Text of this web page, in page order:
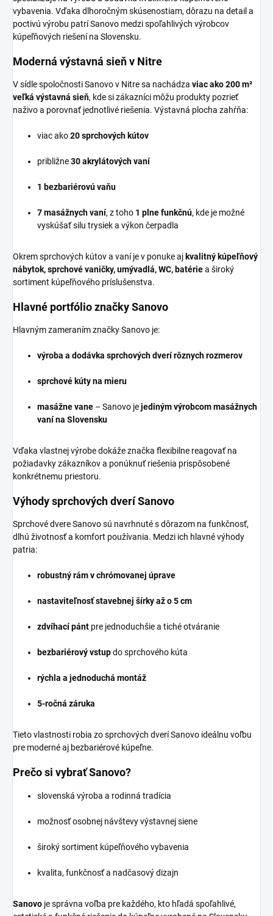
vybavenia. Vďaka dlhoročným skúsenostiam, dôrazu na detail a
poctivú výrobu patrí Sanovo medzi spoľahlivých výrobcov
kúpeľňových riešení na Slovensku.
Moderná výstavná sieň v Nitre
V sídle spoločnosti Sanovo v Nitre sa nachádza viac ako 200 m²
veľká výstavná sieň, kde si zákazníci môžu produkty pozrieť
naživo a porovnať jednotlivé riešenia. Výstavná plocha zahŕňa:
viac ako20 sprchových kútov
približne30 akrylátových vaní
1 bezbariérovú vaňu
7 masážnych vaní, z toho 1 plne funkčnú, kde je možné
vyskúšať silu trysiek a výkon čerpadla
Okrem sprchových kútov a vaní je v ponuke aj kvalitný kúpeľňový
nábytok, sprchové vaničky, umývadlá, WC, batériea široký
sortiment kúpeľňového príslušenstva.
Hlavné portfólio značky Sanovo
Hlavným zameraním značky Sanovo je:
výroba a dodávka sprchových dverí rôznych rozmerov
sprchové kúty na mieru
masážne vane – Sanovo jejediným výrobcom masážnych
vaní na Slovensku
Vďaka vlastnej výrobe dokáže značka flexibilne reagovať na
požiadavky zákazníkov a ponúknuť riešenia prispôsobené
konkrétnemu priestoru.
Výhody sprchových dverí Sanovo
Sprchové dvere Sanovo sú navrhnuté s dôrazom na funkčnosť,
dlhú životnosť a komfort používania. Medzi ich hlavné výhody
patria:
robustný rám v chrómovanej úprave
nastaviteľnosť stavebnej šírky až o 5 cm
zdvíhací pánt pre jednoduchšie a tiché otváranie
bezbariérový vstupdo sprchového kúta
rýchla a jednoduchá montáž
5-ročná záruka
Tieto vlastnosti robia zo sprchových dverí Sanovo ideálnu voľbu
pre moderné aj bezbariérové kúpeľne.
Prečo si vybrať Sanovo?
slovenská výroba a rodinná tradícia
možnosť osobnej návštevy výstavnej siene
široký sortiment kúpeľňového vybavenia
kvalita, funkčnosť a nadčasový dizajn
Sanovo je správna voľba pre každého, kto hľadá spoľahlivé,